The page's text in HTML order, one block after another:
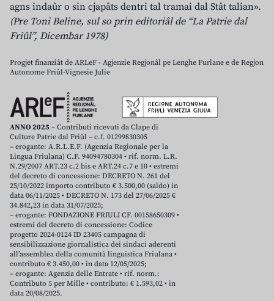
agns indaûr o sin cjapâts dentri tal tramai dal Stât talian».
(Pre Toni Beline, sul so prin editoriâl de “La Patrie dal
Friûl”, Dicembar 1978)
Progjet finanziât de ARLeF - Agjenzie Regjonâl pe Lenghe Furlane e de Regjon
Autonome Friûl-Vignesie Julie
ANNO 2025 – Contributi ricevuti da Clape di
Culture Patrie dal Friûl – c.f. 01299830305
– erogante: A.R.L.E.F. (Agenzia Regionale per la
Lingua Friulana) C.F. 94094780304 • rif. norm. L.R.
N.29/2007 ART.23 c.2 bis e ART.24 c.7 e 10 • estremi
del decreto di concessione: DECRETO N. 261 del
25/10/2022 importo contributo € 3.500,00 (saldo) in
data 06/11/2025 • DECRETO N. 173 del 27/06/2025 €
34.842,23 in data 31/07/2025;
– erogante: FONDAZIONE FRIULI CF. 00158650309 •
estremi del decreto di concessione: Codice
progetto 2024-0124 ID 23405 campagna di
sensibilizzazione giornalistica dei sindaci aderenti
all’assemblea della comunità linguistica Friulana •
contributo € 3.450,00 • in data 12/05/2025;
– erogante: Agenzia delle Entrate • rif. norm.:
Contributo 5 per Mille • contributo: € 1.593,02 • in
data 20/08/2025.